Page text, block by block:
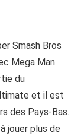
Smash Bros
Mega Man
du
et il est
des Pays-Bas.
jouer plus de